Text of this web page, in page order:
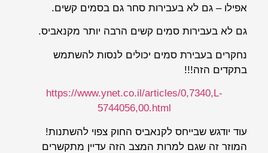
אפילו – גם לא בעבירות סחר גם בסמים קשים.
גם לא בעבירות סמים קשים הרבה יותר מקנאביס.
נחקרים בעבירת סמים יכולים לנסות להשתמש
בתקדים הזה!!!
https://www.ynet.co.il/articles/0,7340,L-
5744056,00.html
עוד יודגש שבייחס לקנאביס החוק צפוי להשתנות!
המוזר זה שגם למרות המצב הזה עדיין מתקשרים